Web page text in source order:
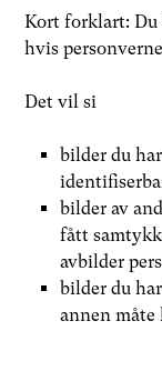
Kort forklart: Du
hvis
Det vil si
bilder du
bilder av
fått
avbilder
bilder du
annen